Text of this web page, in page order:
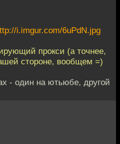
i.imgur.com/6uPdN.jpg
прокси (а точнее,
стороне, вообщем =)
- один на ютьюбе, другой